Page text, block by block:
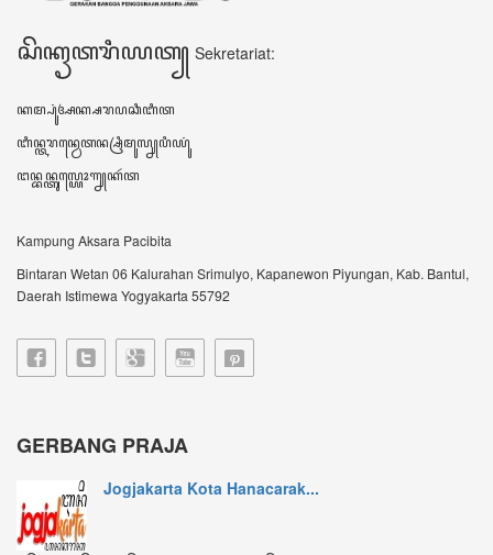
꧋ꦱꦼꦧꦸꦮꦃꦒꦼꦫꦏ꧀ꦥꦼꦫꦸꦧꦲꦤ꧀ꦝꦶꦪꦩ꧀ꦝꦶꦪꦩ꧀ꦠꦼꦔꦃꦣꦶꦭꦏꦸꦏꦤ꧀꧈
ꦊꦣꦏꦤ꧀ꦚ...
Sultan HB X: Aksara Jawa...
VIDEO TERBARU ꦮ꦳ꦶꦣꦶꦪꦺꦴꦠꦼꦂꦧꦫꦸ
ꦏꦼꦩꦫꦶꦤ꧀ Kemarin
ꦩꦶꦁꦒꦸꦆꦤꦶ Minggu ini
ꦧꦸꦭꦤ꧀ꦆꦤꦶ Bulan ini